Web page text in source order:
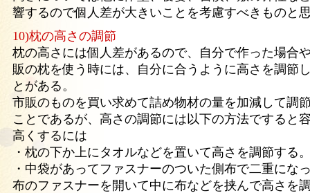
響するので個人差が大きいことを考慮すべきものと
10)枕の高さの調節
枕の高さには個人差があるので、自分で作った場合
販の枕を使う時には、自分に合うように高さを調節
とがある。
市販のものを買い求めて詰め物材の量を加減して調
ことであるが、高さの調節には以下の方法ですると
高くするには
・枕の下か上にタオルなどを置いて高さを調節する
・中袋があってファスナーのついた側布で二重にな
布のファスナーを開いて中に布などを挟んで高さを